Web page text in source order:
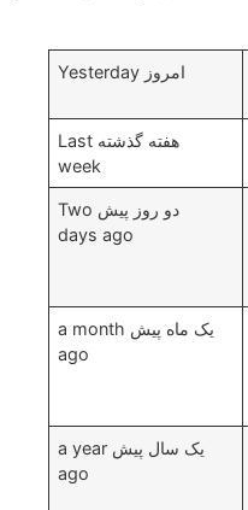
امروز Yesterday
هفته گذشته Last
week
دو روز پیش Two
days ago
یک ماه پیش a month
ago
یک سال پیش a year
ago